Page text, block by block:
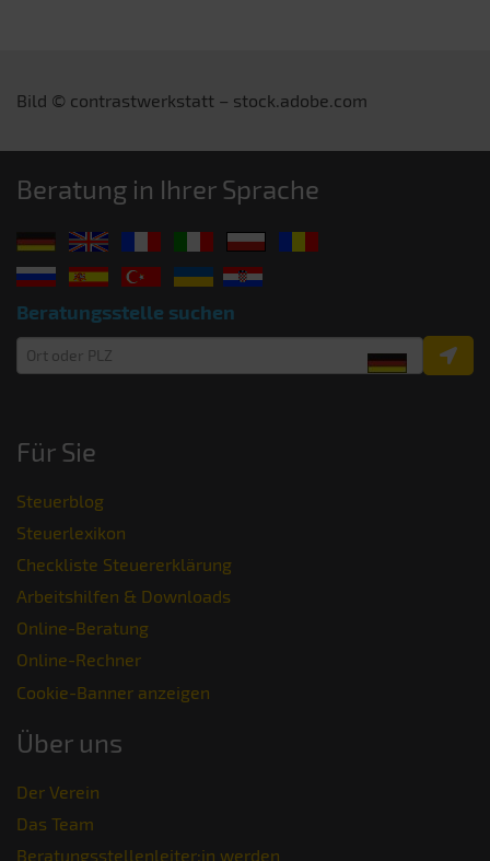
Bild © contrastwerkstatt – stock.adobe.com
Beratung in Ihrer Sprache
Beratungsstelle suchen
Für Sie
Steuerblog
Steuerlexikon
Checkliste Steuererklärung
Arbeitshilfen & Downloads
Online-Beratung
Online-Rechner
Cookie-Banner anzeigen
Über uns
Der Verein
Das Team
Beratungsstellenleiter:in werden